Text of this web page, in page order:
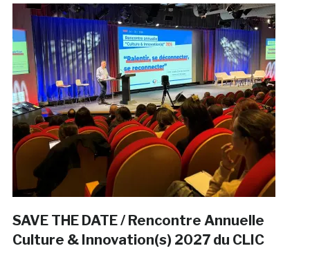
SAVE THE DATE / Rencontre Annuelle
Culture & Innovation(s) 2027 du CLIC